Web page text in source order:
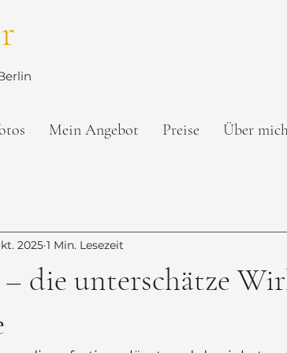
Mein Angebot Preise Über
die unterschätze
2025 1 Min. Lesezeit